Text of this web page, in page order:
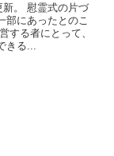
。 慰霊式の片づ
部にあったとのこ
する者にとって、
る...